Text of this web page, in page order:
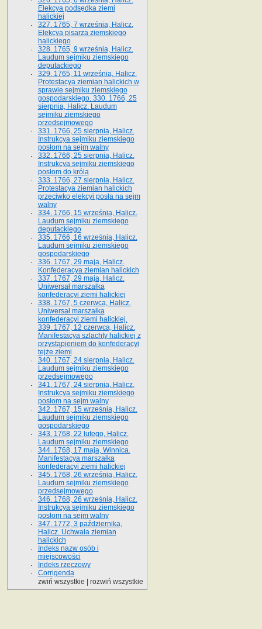
Elekcya podsędka ziemi
halickiej
327. 1765, 7 września, Halicz.
Elekcya pisarza ziemskiego
halickiego
328. 1765, 9 września, Halicz.
Laudum sejmiku ziemskiego
deputackiego
329. 1765, 11 września, Halicz.
Protestacya ziemian halickich w
sprawie sejmiku ziemskiego
gospodarskiego. 330. 1766, 25
sierpnia, Halicz. Laudum
sejmiku ziemskiego
przedsejmowego
331. 1766, 25 sierpnia, Halicz.
Instrukcya sejmiku ziemskiego
posłom na sejm walny
332. 1766, 25 sierpnia, Halicz.
Instrukcya sejmiku ziemskiego
posłom do króla
333. 1766, 27 sierpnia, Halicz.
Protestacya ziemian halickich
przeciwko elekcyi posła na sejm
walny
334. 1766, 15 września, Halicz.
Laudum sejmiku ziemskiego
deputackiego
335. 1766, 16 września, Halicz.
Laudum sejmiku ziemskiego
gospodarskiego
336. 1767, 29 maja, Halicz.
Konfederacya ziemian halickich
337. 1767, 29 maja, Halicz.
Uniwersał marszałka
konfederacyi ziemi halickiej
338. 1767, 5 czerwca, Halicz.
Uniwersał marszałka
konfederacyi ziemi halickiej.
339. 1767, 12 czerwca, Halicz.
Manifestacya szlachty halickiej z
przystąpieniem do konfederacyi
tejże ziemi
340. 1767, 24 sierpnia, Halicz.
Laudum sejmiku ziemskiego
przedsejmowego
341. 1767, 24 sierpnia, Halicz.
Instrukcya sejmiku ziemskiego
posłom na sejm walny
342. 1767, 15 września, Halicz.
Laudum sejmiku ziemskiego
gospodarskiego
343. 1768, 22 lutego, Halicz.
Laudum sejmiku ziemskiego
344. 1768, 17 maja, Winnica.
Manifestacya marszałka
konfederacyi ziemi halickiej
345. 1768, 26 września, Halicz.
Laudum sejmiku ziemskiego
przedsejmowego
346. 1768, 26 września, Halicz.
Instrukcya sejmiku ziemskiego
posłom na sejm walny
347. 1772, 3 października,
Halicz. Uchwała ziemian
halickich
Indeks nazw osób i
miejscowości
Indeks rzeczowy
Corrigenda
zwiń wszystkie
rozwiń wszystkie